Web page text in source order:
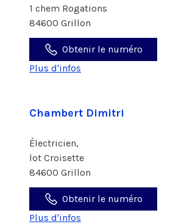
1 chem Rogations
84600 Grillon
Obtenir le numéro
Plus d'infos
Chambert Dimitri
Électricien,
lot Croisette
84600 Grillon
Obtenir le numéro
Plus d'infos